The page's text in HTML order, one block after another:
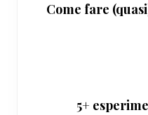
Come fare
5+